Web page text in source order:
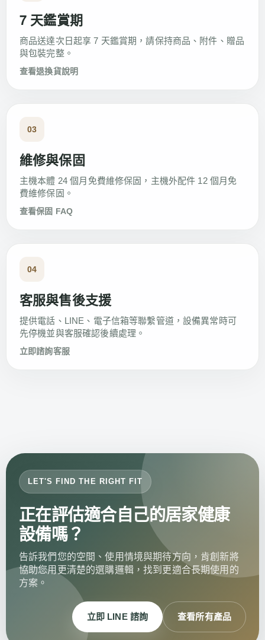
7 天鑑賞期
商品送達次日起享 7 天鑑賞期，請保持商品、附件、贈品
與包裝完整。
查看退換貨說明
03
維修與保固
主機本體 24 個月免費維修保固，主機外配件 12 個月免
費維修保固。
查看保固 FAQ
04
客服與售後支援
提供電話、LINE、電子信箱等聯繫管道，設備異常時可
先停機並與客服確認後續處理。
立即諮詢客服
LET'S FIND THE RIGHT FIT
正在評估適合自己的居家健康
設備嗎？
告訴我們您的空間、使用情境與期待方向，肯創新將
協助您用更清楚的選購邏輯，找到更適合長期使用的
方案。
立即 LINE 諮詢 查看所有產品